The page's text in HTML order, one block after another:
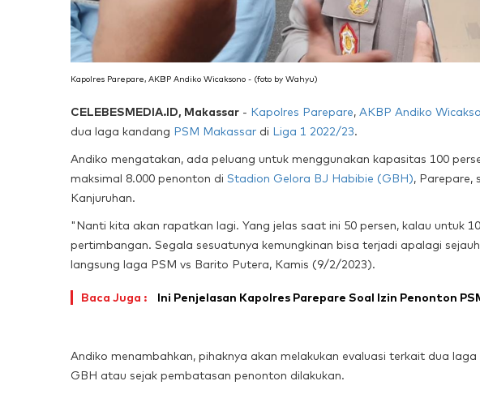
Kapolres Parepare, AKBP Andiko Wicaksono - (foto by Wahyu)
CELEBESMEDIA.ID, Makassar - Kapolres Parepare, AKBP Andiko
dua laga kandang PSM Makassar di Liga 1 2022/23.
Andiko mengatakan, ada peluang untuk menggunakan kapasitas 100
maksimal 8.000 penonton di Stadion Gelora BJ Habibie (GBH), Parepare,
Kanjuruhan.
"Nanti kita akan rapatkan lagi. Yang jelas saat ini 50 persen, kalau untuk
pertimbangan. Segala sesuatunya kemungkinan bisa terjadi apalagi
langsung laga PSM vs Barito Putera, Kamis (9/2/2023).
Baca Juga : Ini Penjelasan Kapolres Parepare Soal Izin Penonton
Andiko menambahkan, pihaknya akan melakukan evaluasi terkait dua
GBH atau sejak pembatasan penonton dilakukan.